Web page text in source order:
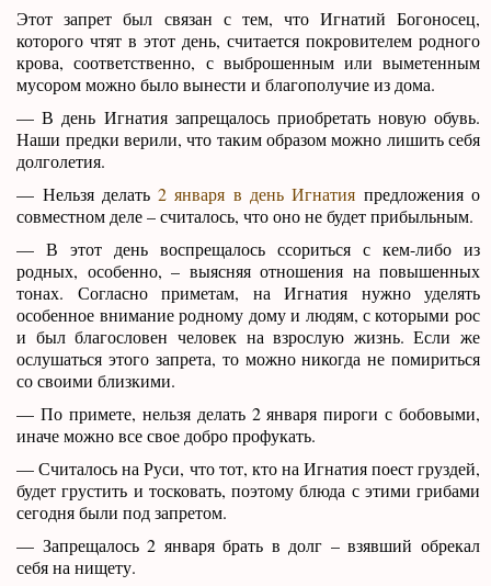
Этот запрет был связан с тем, что Игнатий Богоносец,
которого чтят в этот день, считается покровителем родного
крова, соответственно, с выброшенным или выметенным
мусором можно было вынести и благополучие из дома.
— В день Игнатия запрещалось приобретать новую обувь.
Наши предки верили, что таким образом можно лишить себя
долголетия.
— Нельзя делать2 января в день Игнатия предложения о
совместном деле – считалось, что оно не будет прибыльным.
— В этот день воспрещалось ссориться с кем-либо из
родных, особенно, – выясняя отношения на повышенных
тонах. Согласно приметам, на Игнатия нужно уделять
особенное внимание родному дому и людям, с которыми рос
и был благословен человек на взрослую жизнь. Если же
ослушаться этого запрета, то можно никогда не помириться
со своими близкими.
— По примете, нельзя делать 2 января пироги с бобовыми,
иначе можно все свое добро профукать.
— Считалось на Руси, что тот, кто на Игнатия поест груздей,
будет грустить и тосковать, поэтому блюда с этими грибами
сегодня были под запретом.
— Запрещалось 2 января брать в долг – взявший обрекал
себя на нищету.